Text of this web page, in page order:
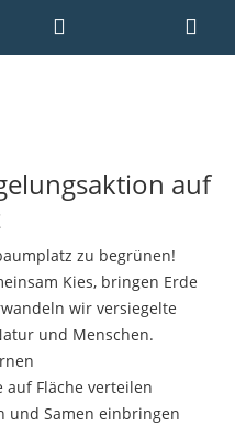
auf
zu begrünen!
Kies, bringen Erde
wir versiegelte
und Menschen.
auf Fläche verteilen
und Samen einbringen